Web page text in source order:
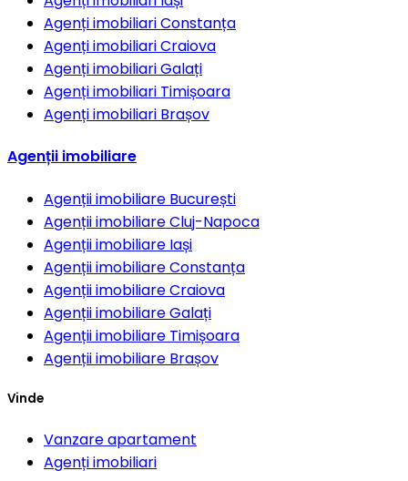
Agenți imobiliariConstanța
Agenți imobiliariCraiova
Agenți imobiliariGalați
Agenți imobiliari Timișoara
Agenți imobiliari Brașov
Agenții imobiliare
Agenții imobiliare București
Agenții imobiliareCluj-Napoca
Agenții imobiliare Iași
Agenții imobiliareConstanța
Agenții imobiliareCraiova
Agenții imobiliareGalați
Agenții imobiliare Timișoara
Agenții imobiliare Brașov
Vinde
Vanzare apartament
Agenți imobiliari